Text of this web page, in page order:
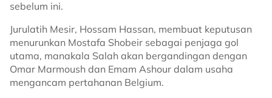
sebelum ini.
Jurulatih Mesir, Hossam Hassan, membuat keputusan
menurunkan Mostafa Shobeir sebagai penjaga gol
utama, manakala Salah akan bergandingan dengan
Omar Marmoush dan Emam Ashour dalam usaha
mengancam pertahanan Belgium.